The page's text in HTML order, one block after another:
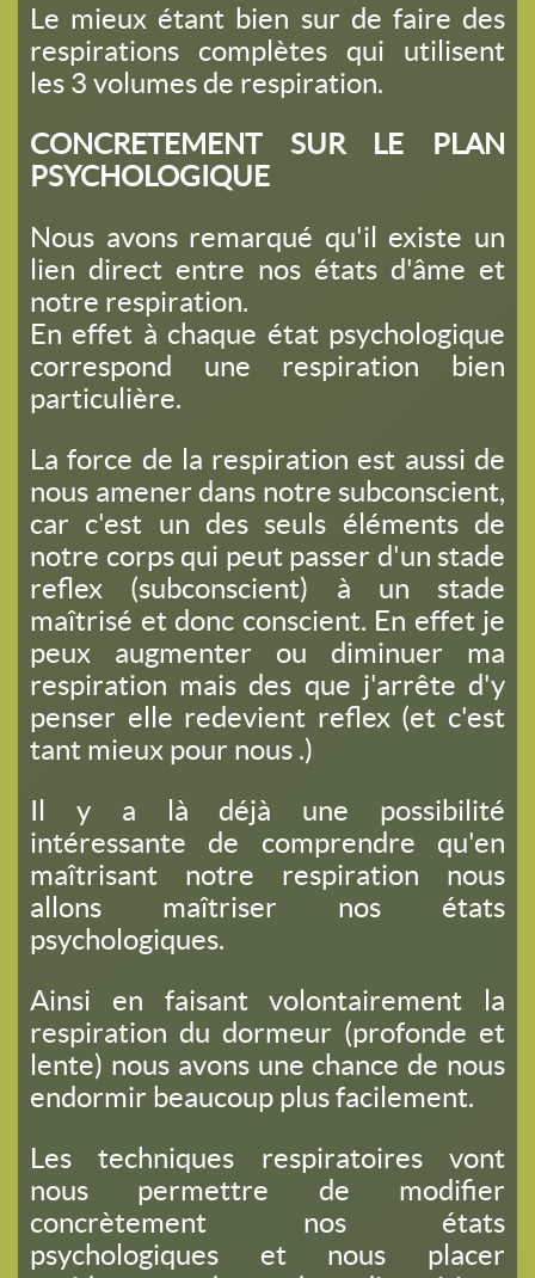
Le mieux étant bien sur de faire des
respirations complètes qui utilisent
les 3 volumes de respiration.
CONCRETEMENT SUR LE PLAN
PSYCHOLOGIQUE
Nous avons remarqué qu'il existe un
lien direct entre nos états d'âme et
notre respiration.
En effet à chaque état psychologique
correspond une respiration bien
particulière.
La force de la respiration est aussi de
nous amener dans notre subconscient,
car c'est un des seuls éléments de
notre corps qui peut passer d'un stade
reflex (subconscient) à un stade
maîtrisé et donc conscient. En effet je
peux augmenter ou diminuer ma
respiration mais des que j'arrête d'y
penser elle redevient reflex (et c'est
tant mieux pour nous .)
Il y a là déjà une possibilité
intéressante de comprendre qu'en
maîtrisant notre respiration nous
allons maîtriser nos états
psychologiques.
Ainsi en faisant volontairement la
respiration du dormeur (profonde et
lente) nous avons une chance de nous
endormir beaucoup plus facilement.
Les techniques respiratoires vont
nous permettre de modifier
concrètement nos états
psychologiques et nous placer